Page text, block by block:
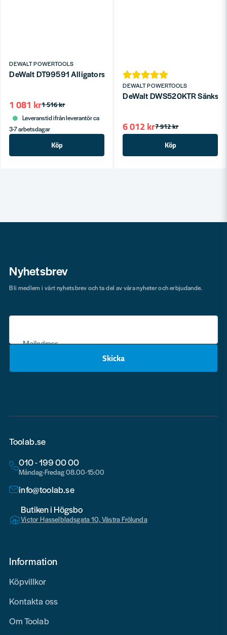
DEWALT POWERTOOLS
DeWalt DT99591 Alligatorsågblad 430mm XR Poroton
1 516 kr
1 081 kr
Leveranstid ifrån leverantör ca
3-7 arbetsdagar
Köp
DEWALT POWERTOOLS
DeWalt DWS520KTR
7 912 kr
6 012 kr
Köp
Nyhetsbrev
Mejladress
Skicka
Bli medlem i vårt nyhetsbrev och ta del av våra nyheter och erbjudande.
Toolab.se
010 - 199 00 00
Måndag-Fredag 08.00-15:00
info@toolab.se
Butiken i Högsbo
Victor Hasselbladsgata 10, Västra Frölunda
Information
Köpvillkor
Kontakta oss
Om Toolab